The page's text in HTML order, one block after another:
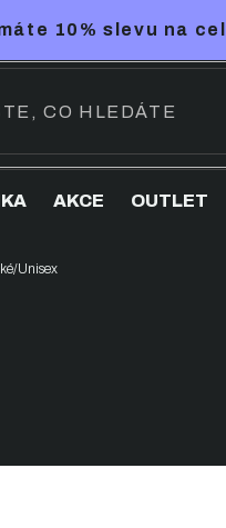
10% slevu na
AKCE OUTLET
Unisex